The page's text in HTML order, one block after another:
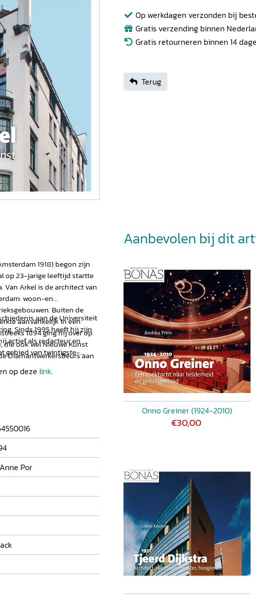
Op werkdagen verzonden bij
Gratis verzending binnen
Gratis retourneren binnen 14
Terug
1918) begon zijn
op 23-jarige leeftijd startte
Arkel is de architect van
woon-en
Buiten de
aanvankelijk in een
1894 ging hij over op
ook wel Nieuwe Kunst
Diamantwerkersbeurs aan
aan de Universiteit
Sinds 1995 heeft hij zijn
actief als redacteur en
gebied van twintigste-
op deze link.
Por
Aanbevolen bij dit
Onno Greiner (1924-2010)
€30,00